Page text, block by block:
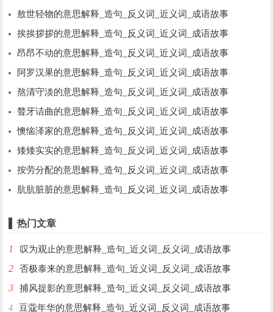
敖世轻物的意思解释_造句_反义词_近义词_成语故事
挨挨拶拶的意思解释_造句_反义词_近义词_成语故事
昂昂不动的意思解释_造句_反义词_近义词_成语故事
阿罗汉果的意思解释_造句_反义词_近义词_成语故事
熬清守淡的意思解释_造句_反义词_近义词_成语故事
聱牙诘曲的意思解释_造句_反义词_近义词_成语故事
懊恼泽家的意思解释_造句_反义词_近义词_成语故事
矮矮实实的意思解释_造句_反义词_近义词_成语故事
按劳分配的意思解释_造句_反义词_近义词_成语故事
肮肮脏脏的意思解释_造句_反义词_近义词_成语故事
热门文章
1 叹为观止的意思解释_造句_近义词_反义词_成语故事
2 否极泰来的意思解释_造句_近义词_反义词_成语故事
3 捕风捉影的意思解释_造句_近义词_反义词_成语故事
4 豆蔻年华的意思解释_造句_近义词_反义词_成语故事